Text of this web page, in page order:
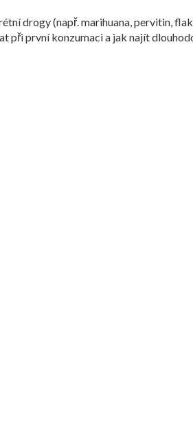
drogy (např. marihuana, pervitin,
při první konzumaci a jak najít